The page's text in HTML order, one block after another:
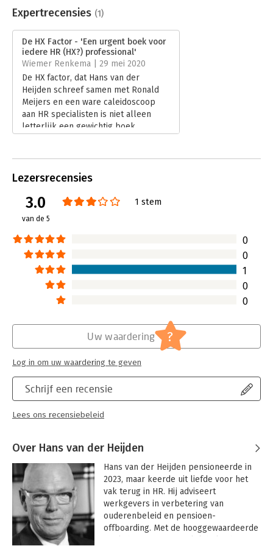
Uitgever:
VMN Media
Verschijningsdatum:
Hoofdrubriek: Personeelsmanagement
Expertrecensies (1)
De HX Factor - 'Een urgent boek voor
iedere HR (HX?) professional'
Wiemer Renkema | 29 mei 2020
De HX factor, dat Hans van der
Heijden schreef samen met Ronald
Meijers en een ware caleidoscoop
aan HR specialisten is niet alleen
letterlijk een gewichtig boek.
Lezersrecensies
3.0
van de 5
1 stem
0
0
1
0
0
Schrijf een recensie
Lees ons recensiebeleid
Uw waardering ?
Log in om uw waardering te geven
Over Hans van der Heijden
Hans van der Heijden pensioneerde in
2023, maar keerde uit liefde voor het
vak terug in HR. Hij adviseert
werkgevers in verbetering van
ouderenbeleid en pensioen-
offboarding. Met de hooggewaardeerde